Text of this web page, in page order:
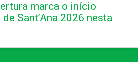
marca o início
Sant’Ana 2026 nesta